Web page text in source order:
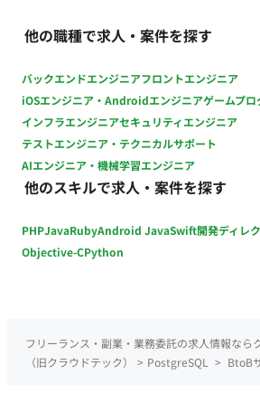
テム監視環境の整備 ・ログ分析および障
の立案・実行 ・開発フローの改善提案 【技術選定・プロダクト
開発メンバーとの設計レビュー ・プロダクト改
体制 ・開発組織：約10名規模 ・代表、開
開発を推進 ・少数精鋭のため、職種の垣
境 ・事業サイドとのコミュニケーション
を直接プロダクトへ反映可能 ■開発環境 言語：Python、Go、C
／C++、TypeScript フレームワーク：
MySQL、SQLite、Redis インフラ／クラ
Kubernetes、GCP／AWS／Azure コンテ
管理：GitHub プロジェクト管理：
Workspace 情報共有ツール：GitHub、
他の職種で求人・案件を探す
バックエンドエンジニアフロントエンジニア
iOSエンジニア・Androidエンジニアゲームプ
インフラエンジニアセキュリティエンジニア
テストエンジニア・テクニカルサポート
AIエンジニア・機械学習エンジニア
他のスキルで求人・案件を探す
PHPJavaRubyAndroid JavaSwift開発ディレ
Objective-CPython
フリーランス・副業・業務委託の求人情報なら
（旧クラウドテック）
> PostgreSQL > BtoB